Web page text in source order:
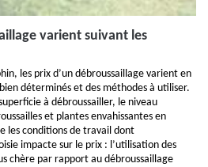
varient suivant les
les prix d’un débroussaillage varient en
déterminés et des méthodes à utiliser.
à débroussailler, le niveau
et plantes envahissantes en
les conditions de travail dont
impacte sur le prix : l’utilisation des
chère par rapport au débroussaillage